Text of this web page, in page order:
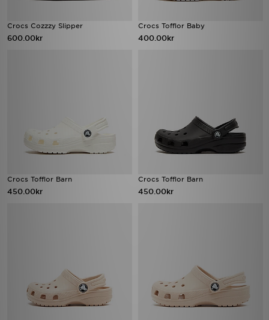
Crocs Cozzzy Slipper
600.00kr
Crocs Tofflor Baby
400.00kr
Crocs Tofflor Barn
450.00kr
Crocs Tofflor Barn
450.00kr